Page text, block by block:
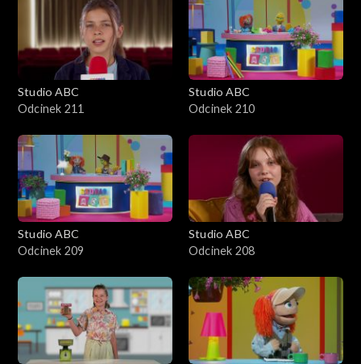
Studio ABC
Odcinek 211
Studio ABC
Odcinek 210
Studio ABC
Odcinek 209
Studio ABC
Odcinek 208